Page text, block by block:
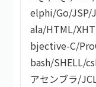
社保あり
社員登用あり
elphi/Go/JSP/
ala/HTML/
bjective-C/
bash/SHELL/
アセンブラ/